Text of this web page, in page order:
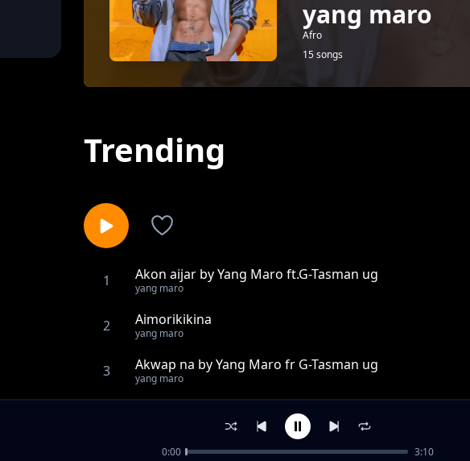
yang maro
Afro
15 songs
Trending
1 Akon aijar by Yang Maro ft.G-Tasman ug
yang maro
2 Aimorikikina
yang maro
3 Akwap na by Yang Maro fr G-Tasman ug
yang maro
Nakiria by Yang Maro xG- Tasman
Ikunyu Ne by Yang Maro. Mr Voice
0:00 3:10